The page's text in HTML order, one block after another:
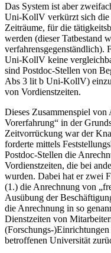
Das System ist aber
Uni-KollV verkürzt sich die
Zeiträume, für die
werden (dieser Tatbestand
verfahrensgegenständlich).
Uni-KollV keine
sind Postdoc-Stellen von
Abs 3 lit b Uni-KollV)
von Vordienstzeiten.
Dieses Zusammenspiel
Vorerfahrung“ in der
Zeitvorrückung war der
forderte mittels
Postdoc-Stellen die
Vordienstzeiten, die bei
wurden. Dabei hat er zwei
(1.) die Anrechnung von
Ausübung der
die Anrechnung in so
Dienstzeiten von
(Forschungs-
betroffenen Universität